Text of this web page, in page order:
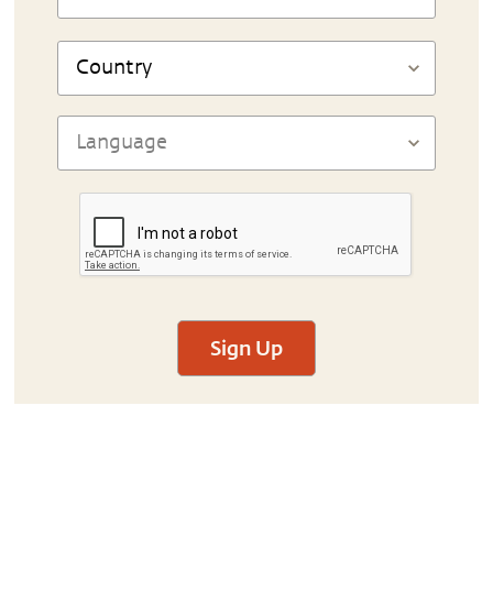
Sign Up